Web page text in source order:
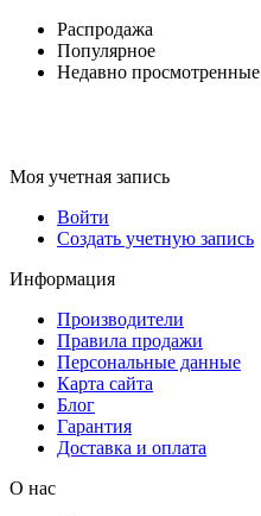
Распродажа
Популярное
Недавно просмотренные
Моя учетная запись
Войти
Создать учетную запись
Информация
Производители
Правила продажи
Персональные данные
Карта сайта
Блог
Гарантия
Доставка и оплата
О нас